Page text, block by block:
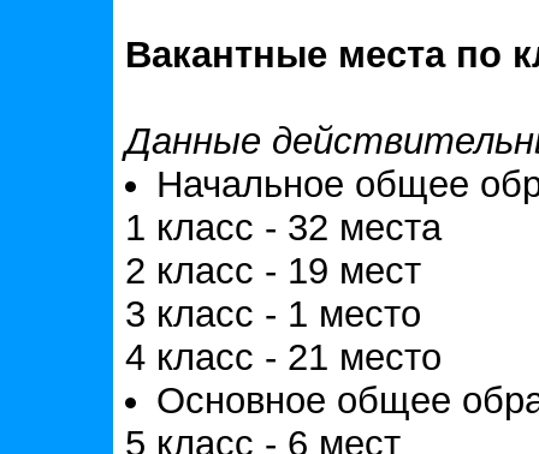
Вакантные места по
Данные
Начальное общее
1 класс - 32 места
2 класс - 19 мест
3 класс - 1 место
4 класс - 21 место
Основное общее
5 класс - 6 мест